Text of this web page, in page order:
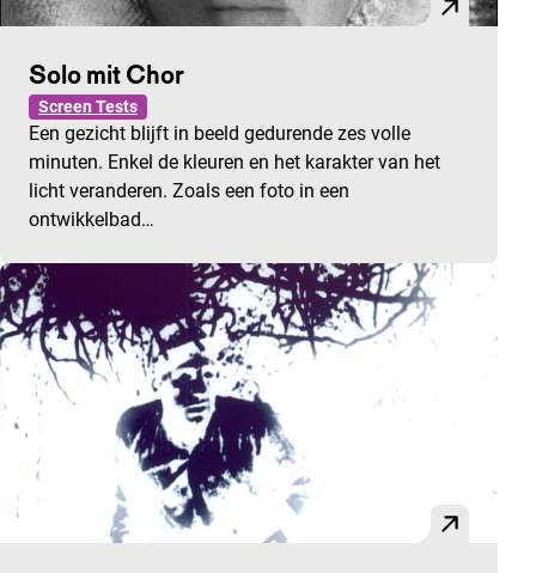
Solo mit Chor
Screen Tests
Een gezicht blijft in beeld gedurende zes volle
minuten. Enkel de kleuren en het karakter van het
licht veranderen. Zoals een foto in een
ontwikkelbad…